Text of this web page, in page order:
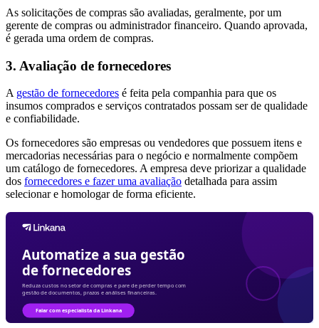
As solicitações de compras são avaliadas, geralmente, por um
gerente de compras ou administrador financeiro. Quando aprovada,
é gerada uma ordem de compras.
3. Avaliação de fornecedores
A gestão de fornecedores é feita pela companhia para que os
insumos comprados e serviços contratados possam ser de qualidade
e confiabilidade.
Os fornecedores são empresas ou vendedores que possuem itens e
mercadorias necessárias para o negócio e normalmente compõem
um catálogo de fornecedores. A empresa deve priorizar a qualidade
dos fornecedores e fazer uma avaliação detalhada para assim
selecionar e homologar de forma eficiente.